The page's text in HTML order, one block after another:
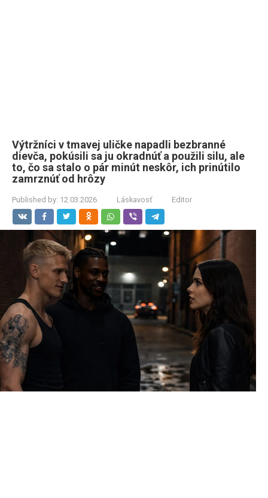
Výtržníci v tmavej uličke napadli bezbranné
dievča, pokúsili sa ju okradnúť a použili silu, ale
to, čo sa stalo o pár minút neskôr, ich prinútilo
zamrznúť od hrôzy
Published by: 12.03.2026 Láskavosť Editor